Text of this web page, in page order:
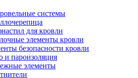
системы
для кровли
элементы кровли
безопасности кровли
и пароизоляция
элементы